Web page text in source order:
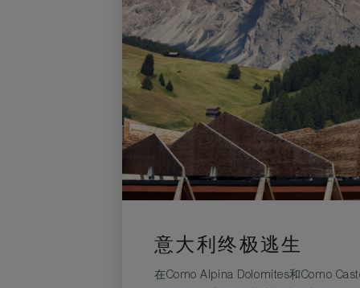
意大利终极逃生
在Como Alpina Dolomites和Como